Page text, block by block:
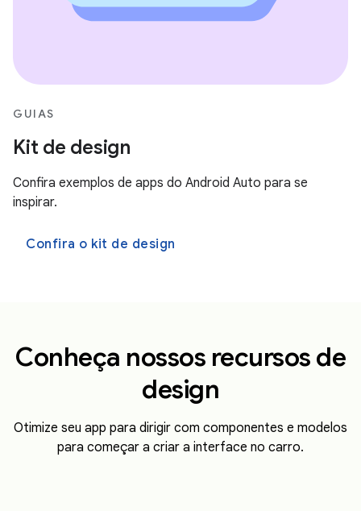
GUIAS
Kit de design
Confira exemplos de apps do Android Auto para se
inspirar.
Confira o kit de design
Conheça nossos recursos de
design
Otimize seu app para dirigir com componentes e modelos
para começar a criar a interface no carro.